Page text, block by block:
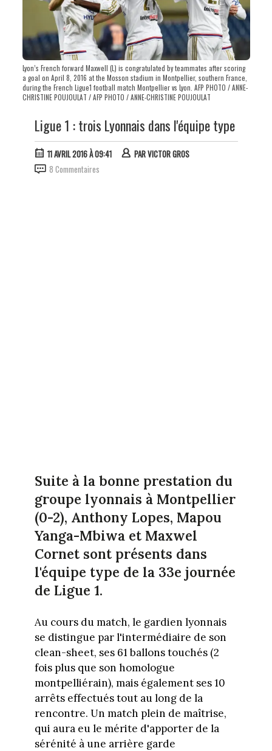
Lyon’s French forward Maxwell (L) is congratulated by teammates after scoring
a goal on April 8, 2016 at the Mosson stadium in Montpellier, southern France,
during the French Ligue1 football match Montpellier vs Lyon. AFP PHOTO / ANNE-
CHRISTINE POUJOULAT / AFP PHOTO / ANNE-CHRISTINE POUJOULAT
Ligue 1 : trois Lyonnais dans l'équipe type
11 AVRIL 2016 À 09:41 PARVICTOR GROS
8 Commentaires
Suite à la bonne prestation du
groupe lyonnais à Montpellier
(0-2), Anthony Lopes, Mapou
Yanga-Mbiwa et Maxwel
Cornet sont présents dans
l'équipe type de la 33e journée
de Ligue 1.
Au cours du match, le gardien lyonnais
se distingue par l'intermédiaire de son
clean-sheet, ses 61 ballons touchés (2
fois plus que son homologue
montpelliérain), mais également ses 10
arrêts effectués tout au long de la
rencontre. Un match plein de maîtrise,
qui aura eu le mérite d'apporter de la
sérénité à une arrière garde